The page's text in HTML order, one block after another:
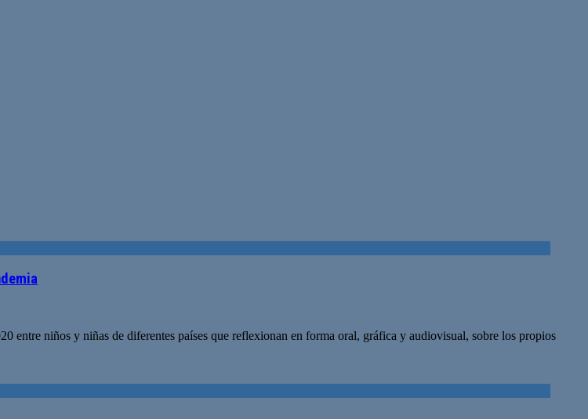
entre niños y niñas de diferentes países que reflexionan en forma oral, gráfica y audiovisual, sobre los propios